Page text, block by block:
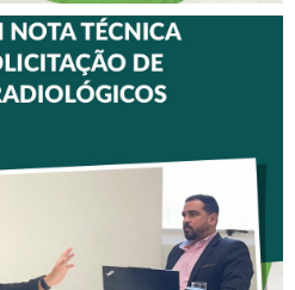
DE
SOBRE
DE EXAMES